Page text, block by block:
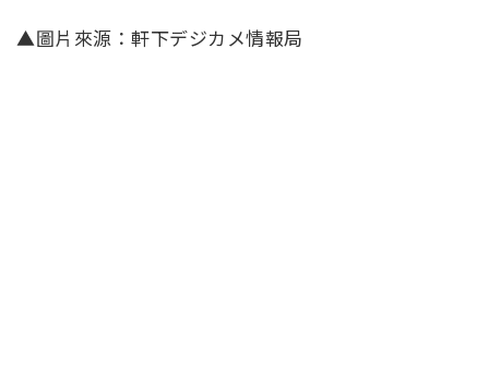
▲圖片來源：軒下デジカメ情報局